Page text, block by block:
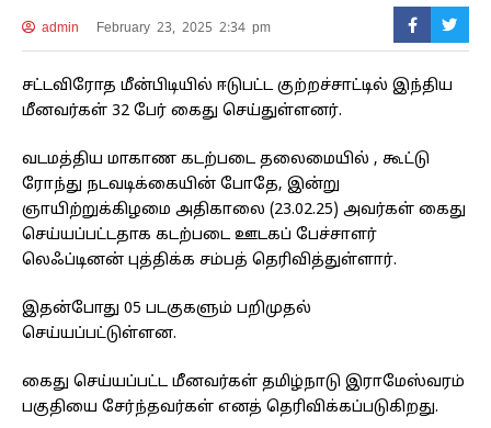
admin February 23, 2025 2:34 pm
சட்டவிரோத மீன்பிடியில் ஈடுபட்ட குற்றச்சாட்டில் இந்திய
மீனவர்கள் 32 பேர் கைது செய்துள்ளனர்.
வடமத்திய மாகாண கடற்படை தலைமையில் , கூட்டு
ரோந்து நடவடிக்கையின் போதே, இன்று
ஞாயிற்றுக்கிழமை அதிகாலை (23.02.25) அவர்கள் கைது
செய்யப்பட்டதாக கடற்படை ஊடகப் பேச்சாளர்
லெஃப்டினன் புத்திக்க சம்பத் தெரிவித்துள்ளார்.
இதன்போது 05 படகுகளும் பறிமுதல்
செய்யப்பட்டுள்ளன.
கைது செய்யப்பட்ட மீனவர்கள் தமிழ்நாடு இராமேஸ்வரம்
பகுதியை சேர்ந்தவர்கள் எனத் தெரிவிக்கப்படுகிறது.